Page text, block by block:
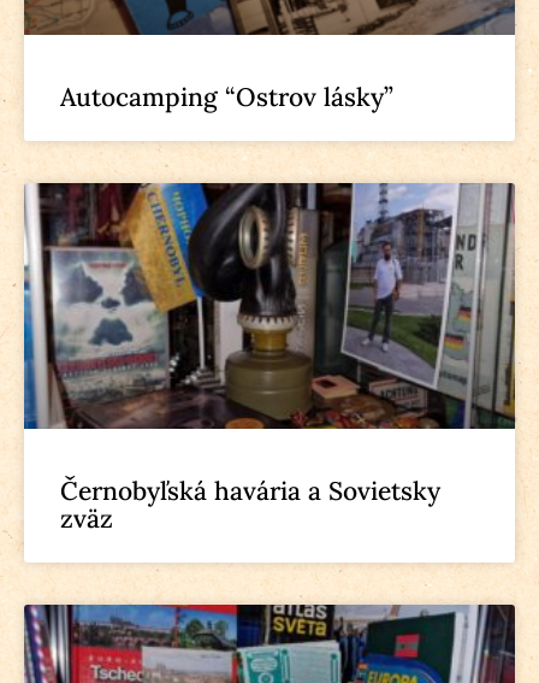
Autocamping “Ostrov lásky”
Černobyľská havária a Sovietsky
zväz